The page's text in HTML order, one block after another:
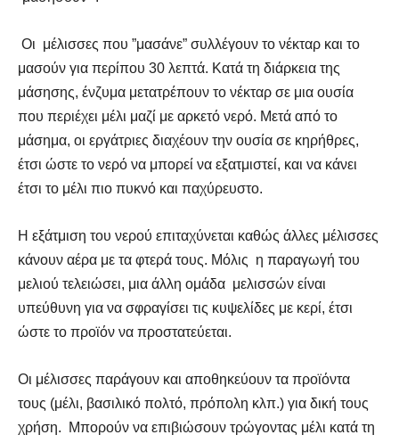
Οι μέλισσες που ”μασάνε” συλλέγουν το νέκταρ και το
μασούν για περίπου 30 λεπτά. Κατά τη διάρκεια της
μάσησης, ένζυμα μετατρέπουν το νέκταρ σε μια ουσία
που περιέχει μέλι μαζί με αρκετό νερό. Μετά από το
μάσημα, οι εργάτριες διαχέουν την ουσία σε κηρήθρες,
έτσι ώστε το νερό να μπορεί να εξατμιστεί, και να κάνει
έτσι το μέλι πιο πυκνό και παχύρευστο.
Η εξάτμιση του νερού επιταχύνεται καθώς άλλες μέλισσες
κάνουν αέρα με τα φτερά τους. Μόλις η παραγωγή του
μελιού τελειώσει, μια άλλη ομάδα μελισσών είναι
υπεύθυνη για να σφραγίσει τις κυψελίδες με κερί, έτσι
ώστε το προϊόν να προστατεύεται.
Οι μέλισσες παράγουν και αποθηκεύουν τα προϊόντα
τους (μέλι, βασιλικό πολτό, πρόπολη κλπ.) για δική τους
χρήση. Μπορούν να επιβιώσουν τρώγοντας μέλι κατά τη